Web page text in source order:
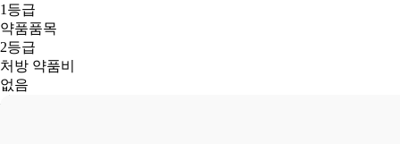
1등급
약품품목
2등급
처방 약품비
없음